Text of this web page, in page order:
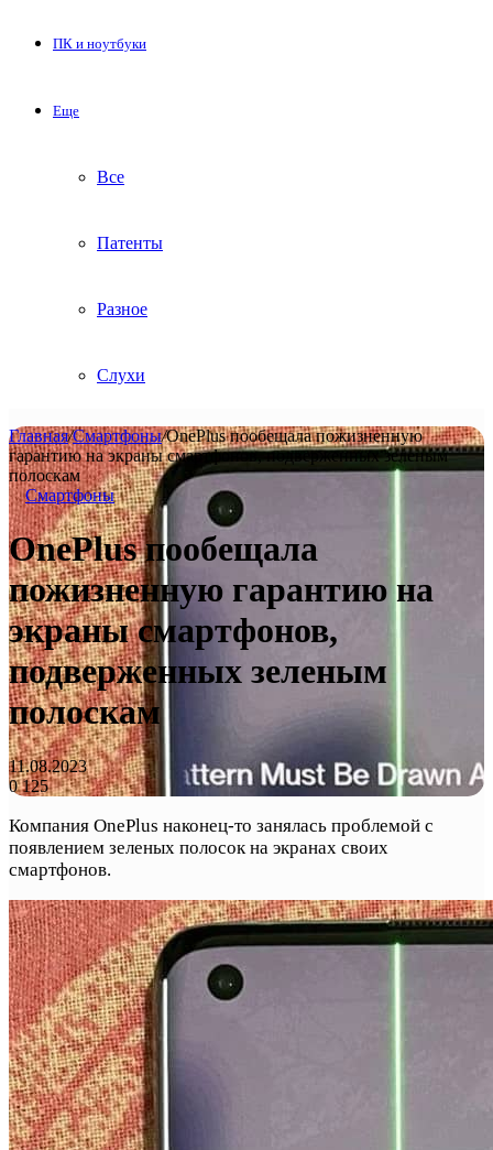
ПК и ноутбуки
Еще
Все
Патенты
Разное
Слухи
Главная/Смартфоны/OnePlus пообещала пожизненную
гарантию на экраны смартфонов, подверженных зеленым
полоскам
Смартфоны
OnePlus пообещала
пожизненную гарантию на
экраны смартфонов,
подверженных зеленым
полоскам
11.08.2023
0125
Компания OnePlus наконец-то занялась проблемой с
появлением зеленых полосок на экранах своих
смартфонов.